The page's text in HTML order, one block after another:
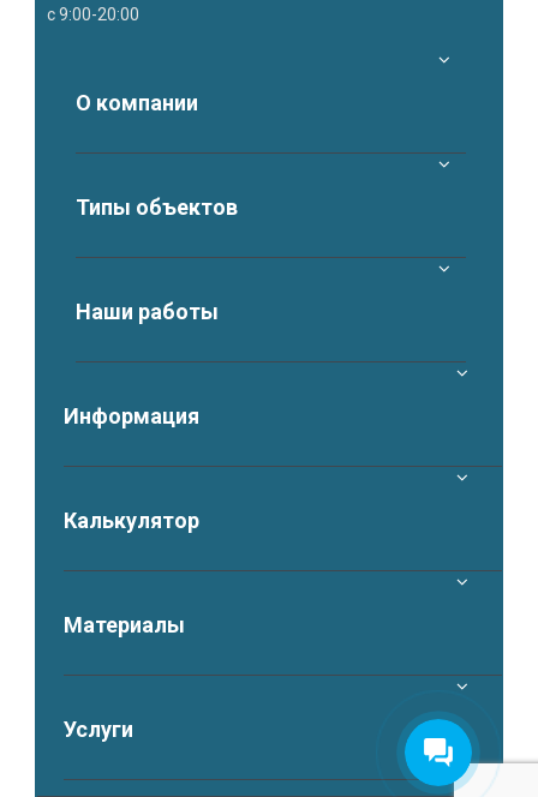
с 9:00-20:00
О компании
Типы объектов
Наши работы
Информация
Калькулятор
Материалы
Услуги